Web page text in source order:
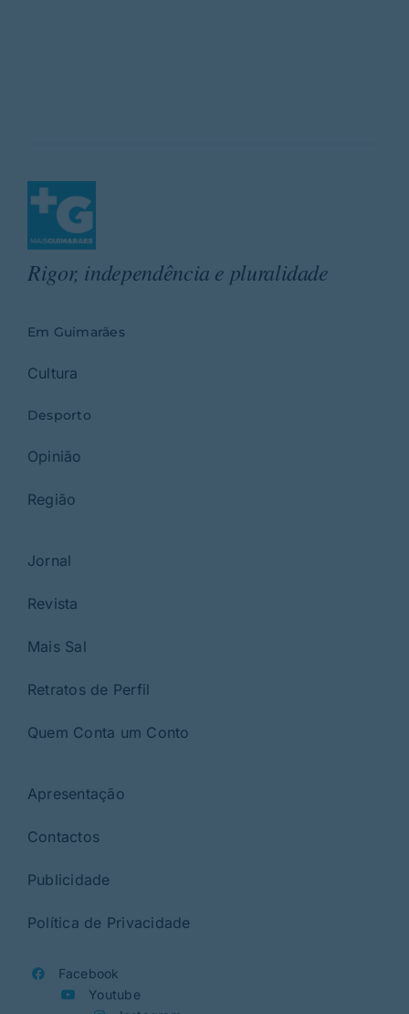
Rigor, independência e pluralidade
Em Guimarães
Cultura
Desporto
Opinião
Região
Jornal
Revista
Mais Sal
Retratos de Perfil
Quem Conta um Conto
Apresentação
Contactos
Publicidade
Política de Privacidade
Facebook
Youtube